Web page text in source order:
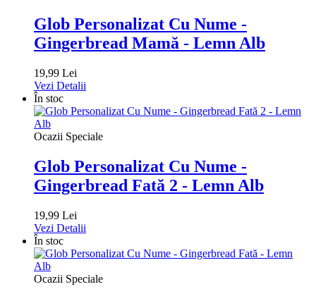
Glob Personalizat Cu Nume -
Gingerbread Mamă - Lemn Alb
19,99 Lei
Vezi Detalii
În stoc
Ocazii Speciale
Glob Personalizat Cu Nume -
Gingerbread Fată 2 - Lemn Alb
19,99 Lei
Vezi Detalii
În stoc
Ocazii Speciale